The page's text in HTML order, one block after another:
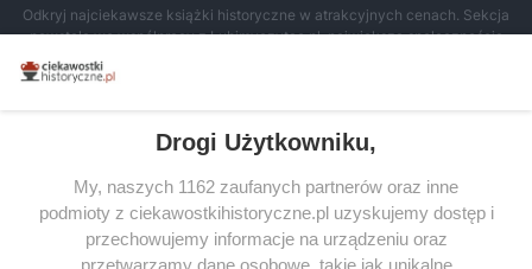
Odkryj najciekawsze książki historyczne w atrakcyjnych cenach. Sekcja
powstała we współpracy z Lubimyczytac.pl, największą społecznością
miłośników literatury w Polsce – dzięki temu możesz wybierać spośród
tytułów najwyżej ocenianych przez czytelników.
SERWIS
Drogi Użytkowniku,
My, naszych 1162 zaufanych partnerów oraz inne
podmioty z ciekawostkihistoryczne.pl uzyskujemy dostęp i
przechowujemy informacje na urządzeniu oraz
przetwarzamy dane osobowe, takie jak unikalne